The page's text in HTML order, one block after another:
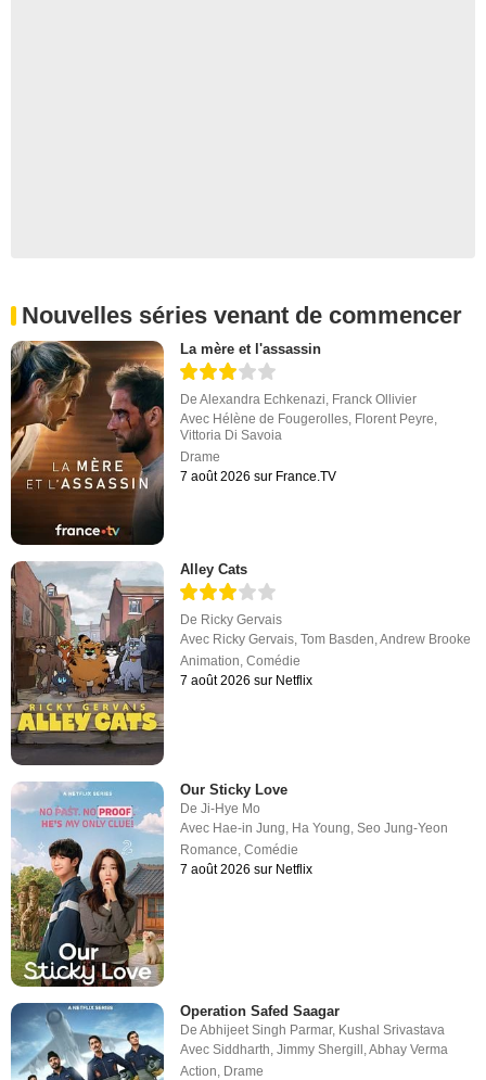
Nouvelles séries venant de commencer
La mère et l'assassin
DeAlexandra Echkenazi Franck Ollivier
Avec Hélène de Fougerolles Florent Peyre
Vittoria Di Savoia
Drame
7 août 2026 sur France.TV
Alley Cats
De Ricky Gervais
Avec Ricky Gervais,Tom Basden,Andrew Brooke
Animation,Comédie
7 août 2026 sur Netflix
Our Sticky Love
DeJi-Hye Mo
Avec Hae-in Jung, Ha Young,Seo Jung-Yeon
Romance,Comédie
7 août 2026 sur Netflix
Operation Safed Saagar
DeAbhijeet Singh Parmar, Kushal Srivastava
AvecSiddharth ,Jimmy Shergill ,Abhay Verma
Action Drame